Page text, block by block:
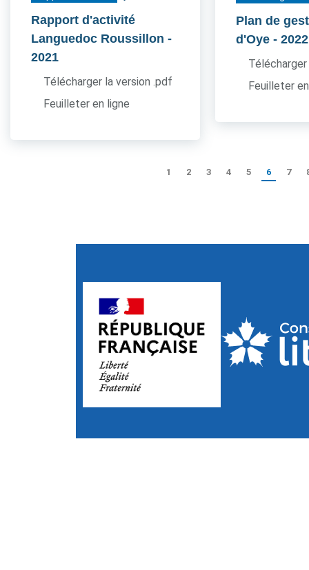
Rapport d'activité
Languedoc Roussillon -
2021
Télécharger la version .pdf
Feuilleter en ligne
Plan de
d'Oye - 2022
Feuilleter
1 2 3 4 5 6 7